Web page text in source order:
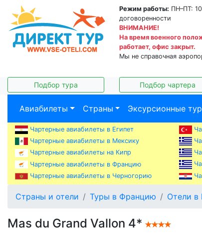
Режим работы: ПН–ПТ:
договоренности
ВНИМАНИЕ!
На время военного
работает, офис закрыт.
Мы не справочная
Подбор тура Подбор чартера
Авиабилеты Страны Эксурсионные
Чартерные авиабилеты в Египет
Чартерные авиабилеты в Мексику
Чартерные авиабилеты на Кипр
Чартерные авиабилеты в Францию
Чартерные авиабилеты в Черногорию
Страны и отели Туры в Францию Отели в
Mas du Grand Vallon 4*